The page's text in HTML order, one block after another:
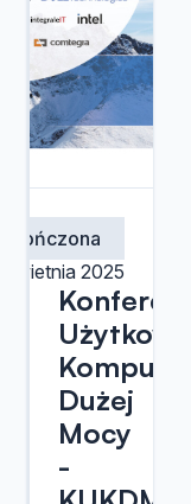
Zakończona
2 kwietnia 2025
Dużej
Mocy
-